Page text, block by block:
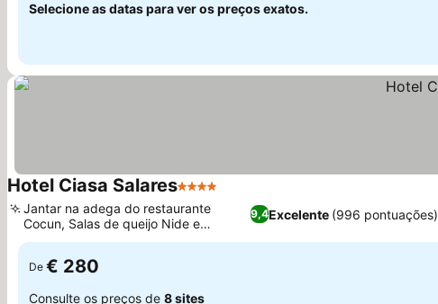
Selecione as datas para ver os preços exatos.
Hotel Ciasa Salares4 Estrelas
9,4Excelente (996 pontuações)
Jantar na adega do restaurante
Cocun, Salas de queijo Nide e
chocolate Nodla
De € 280
Consulte os preços de 8 sites